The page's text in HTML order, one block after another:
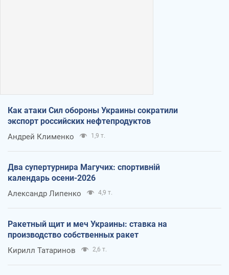
Как атаки Сил обороны Украины сократили
экспорт российских нефтепродуктов
Андрей Клименко 1,9 т.
Два супертурнира Магучих: спортивній
календарь осени-2026
Александр Липенко 4,9 т.
Ракетный щит и меч Украины: ставка на
производство собственных ракет
Кирилл Татаринов 2,6 т.